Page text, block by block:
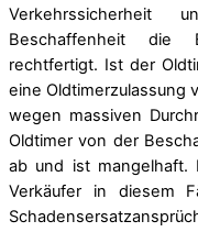
Verkehrssicherheit
Beschaffenheit die
rechtfertigt. Ist der
eine Oldtimerzulassung
wegen massiven
Oldtimer von der
ab und ist mangelhaft.
Verkäufer in diesem